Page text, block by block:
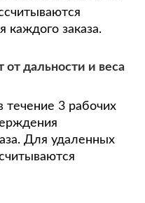
каждого заказа.
от дальности и веса
течение 3 рабочих
Для удаленных